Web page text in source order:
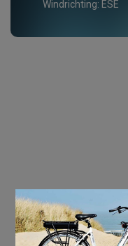
Windrichting: ESE